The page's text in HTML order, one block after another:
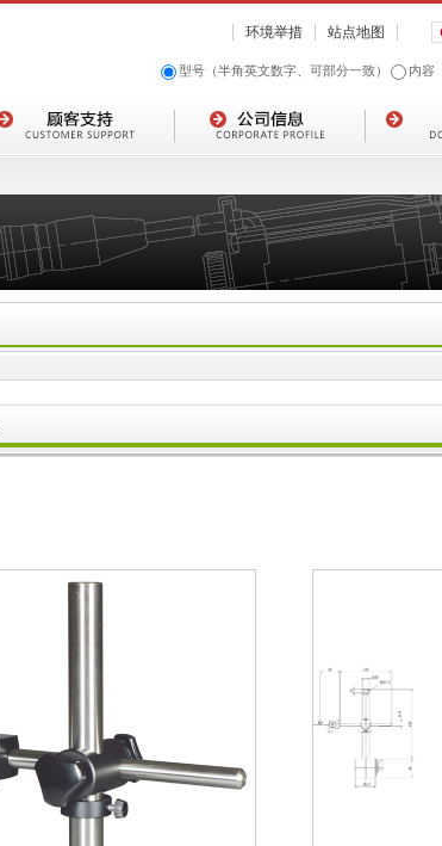
环境举措 站点地图
型号（半角英文数字、可部分一致） 内容